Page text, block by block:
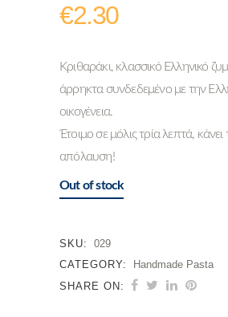
€2.30
Κριθαράκι, κλασσικό Ελληνικό
άρρηκτα συνδεδεμένο με την
οικογένεια.
Έτοιμο σε μόλις τρία λεπτά, κάνει
απόλαυση!
Out of stock
SKU:
029
CATEGORY:
Handmade Pasta
SHARE ON: